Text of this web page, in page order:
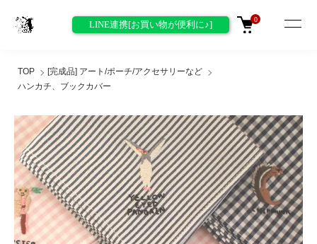
LINE連携[お買い物が便利に♪] 0
TOP
[完成品] アート/ポーチ/アクセサリーなど
ハンカチ、ブックカバー